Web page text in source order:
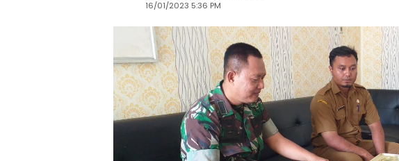
16/01/2023 5:36 PM